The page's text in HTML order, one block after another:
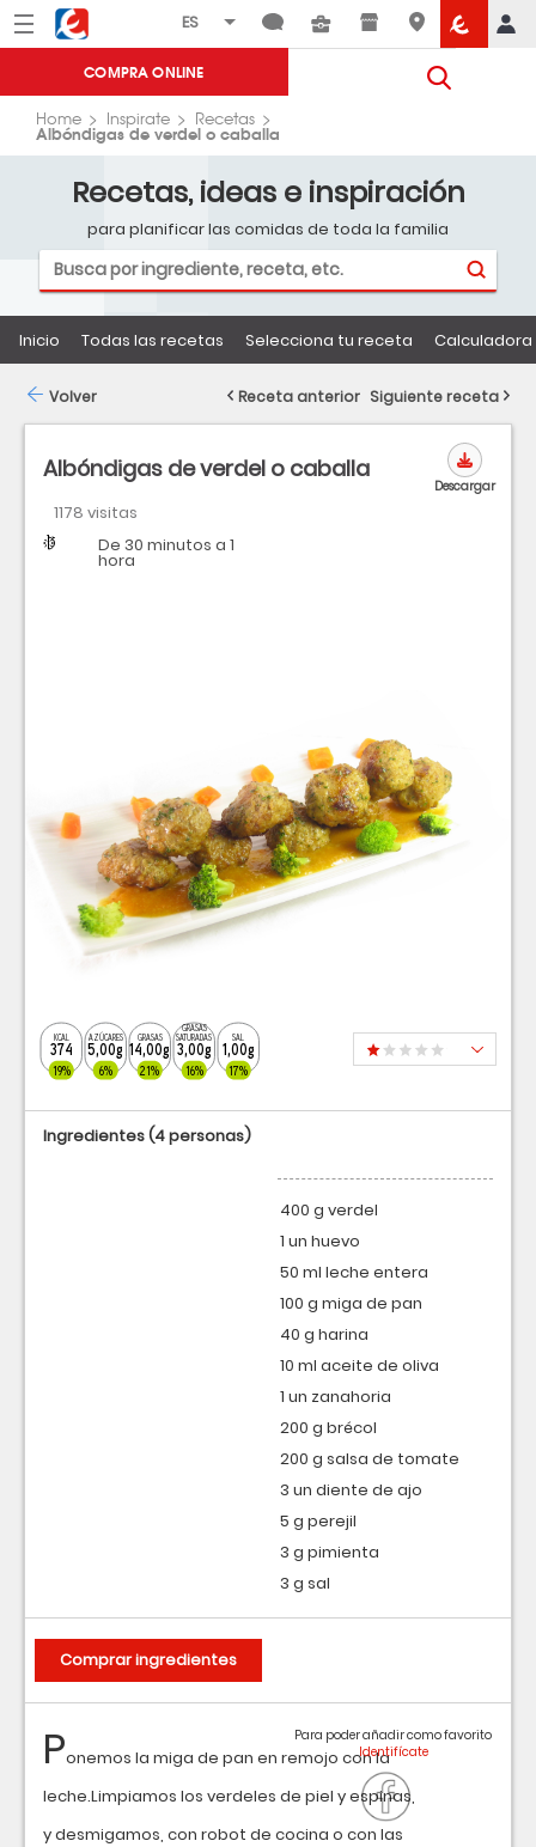
Menú Eroski
COMPRA ONLINE
Home Inspirate Recetas
Albóndigas de verdel o caballa
Recetas, ideas e inspiración
para planificar las comidas de toda la familia
Inicio Todas las recetas Selecciona tu receta
Albóndigas de verdel o caballa
1178 visitas
Dificultad
Tiempo De 30 minutos a 1
hora
Descargar
KCAL
374
19%
AZÚCARES
5,00g
6%
GRASAS
14,00g
21%
GRASAS
SATURADAS
3,00g
16%
SAL
1,00g
17%
Ponemos la miga de pan en remojo con la
leche.Limpiamos los verdeles de piel y espinas,
y desmigamos, con robot de cocina o con las
Para poder añadir como favorito
Ingredientes(4 personas)
400 g verdel
1 un huevo
50 ml leche entera
100 g miga de pan
40 g harina
10 ml aceite de oliva
1 un zanahoria
200 g brécol
200 g salsa de tomate
3 un diente de ajo
5 g perejil
3 g pimienta
3 g sal
Comprar ingredientes
Volver Receta anterior Siguiente receta